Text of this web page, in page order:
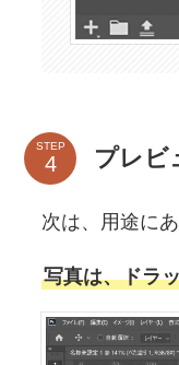
STEP プレビ
次は、用途に
写真は、ドラ